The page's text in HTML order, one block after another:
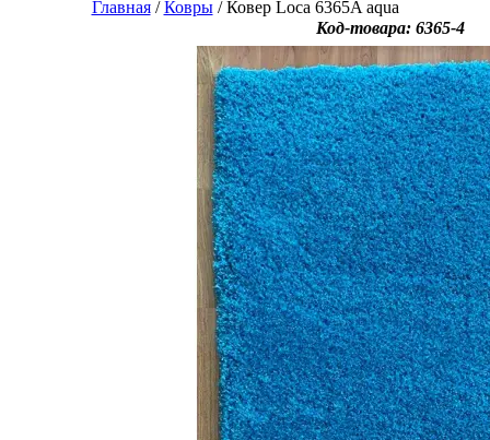
Главная/Ковры/ Ковер Loca 6365A aqua
Код-товара: 6365-4